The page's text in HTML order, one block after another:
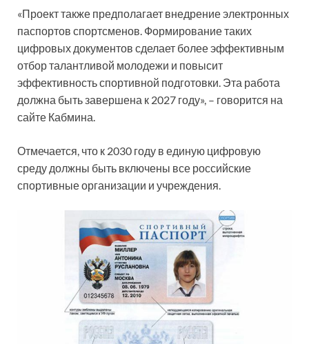
«Проект также предполагает внедрение электронных
паспортов спортсменов. Формирование таких
цифровых документов сделает более эффективным
отбор талантливой молодежи и повысит
эффективность спортивной подготовки. Эта работа
должна быть завершена к 2027 году», – говорится на
сайте Кабмина.
Отмечается, что к 2030 году в единую цифровую
среду должны быть включены все российские
спортивные организации и учреждения.